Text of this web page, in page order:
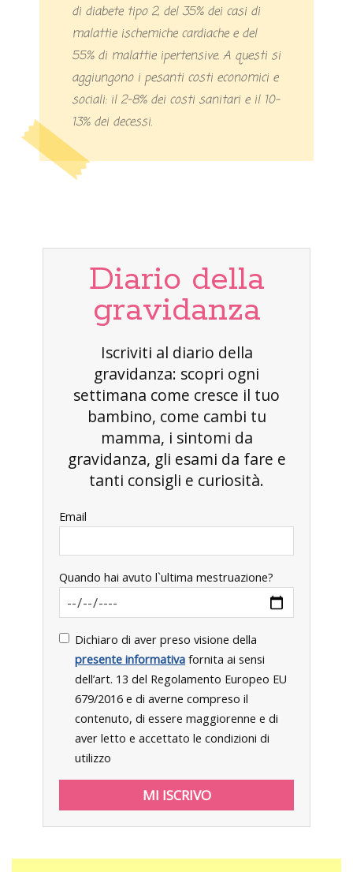
di diabete tipo 2, del 35% dei casi di
malattie ischemiche cardiache e del
55% di malattie ipertensive. A questi si
aggiungono i pesanti costi economici e
sociali: il 2-8% dei costi sanitari e il 10-
13% dei decessi.
Diario della
gravidanza
Iscriviti al diario della
gravidanza: scopri ogni
settimana come cresce il tuo
bambino, come cambi tu
mamma, i sintomi da
gravidanza, gli esami da fare e
tanti consigli e curiosità.
Email
Quando hai avuto l`ultima mestruazione?
Dichiaro di aver preso visione della
presente informativa fornita ai sensi
dell’art. 13 del Regolamento Europeo EU
679/2016 e di averne compreso il
contenuto, di essere maggiorenne e di
aver letto e accettato le condizioni di
utilizzo